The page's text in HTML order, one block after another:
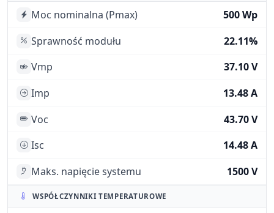
Moc nominalna (Pmax)
500 Wp
Sprawność modułu
22.11%
Vmp
37.10 V
Imp
13.48 A
Voc
43.70 V
Isc
14.48 A
Maks. napięcie systemu
1500 V
WSPÓŁCZYNNIKI TEMPERATUROWE